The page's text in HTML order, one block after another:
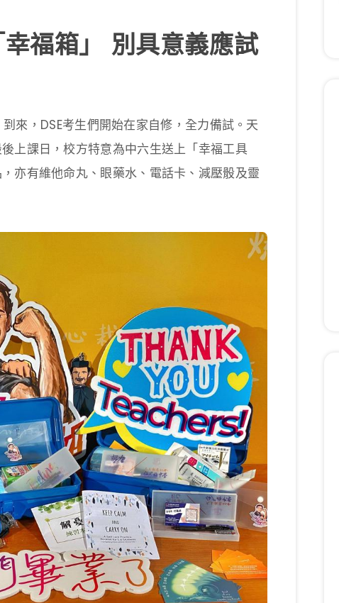
福箱」 別具意義應試
來，DSE考生們開始在家自修，全力備試。天
上課日，校方特意為中六生送上「幸福工具
亦有維他命丸、眼藥水、電話卡、減壓骰及靈